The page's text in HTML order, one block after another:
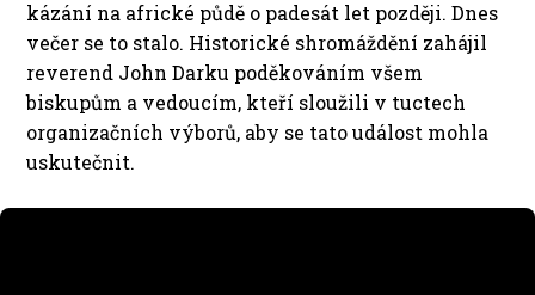
kázání na africké půdě o padesát let později. Dnes
večer se to stalo. Historické shromáždění zahájil
reverend John Darku poděkováním všem
biskupům a vedoucím, kteří sloužili v tuctech
organizačních výborů, aby se tato událost mohla
uskutečnit.